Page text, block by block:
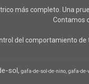
más completo. Una
Contamos
del comportamiento
sol gafa-de-sol-de-nino gafa-de-